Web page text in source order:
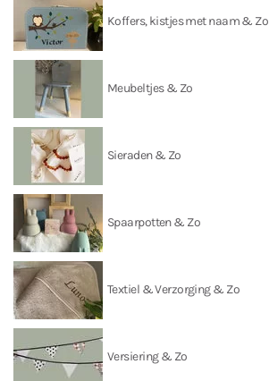
Koffers, kistjes met naam & Zo
Meubeltjes & Zo
Sieraden & Zo
Spaarpotten & Zo
Textiel & Verzorging & Zo
Versiering & Zo